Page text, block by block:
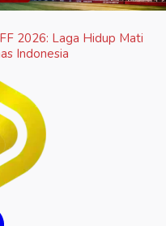
2026: Laga Hidup Mati
Indonesia